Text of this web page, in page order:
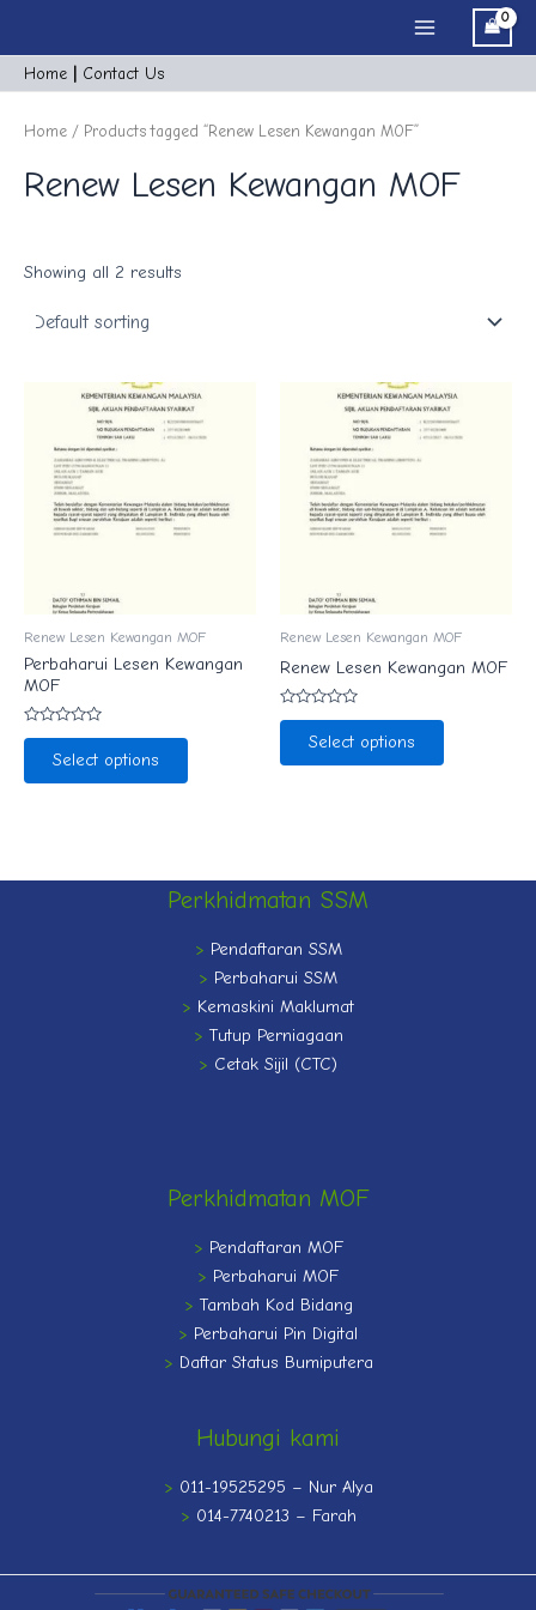
content
Main
Menu
Home Contact Us
Home / Products tagged “Renew Lesen Kewangan MOF”
Renew Lesen Kewangan MOF
Showing all 2 results
Renew Lesen Kewangan MOF
Perbaharui Lesen Kewangan
MOF
Rated
of
Select options
Renew Lesen Kewangan MOF
Renew Lesen Kewangan MOF
Rated
of
Select options
Perkhidmatan SSM
> Pendaftaran SSM
> Perbaharui SSM
> Kemaskini Maklumat
> Tutup Perniagaan
> Cetak Sijil (CTC)
Perkhidmatan MOF
> Pendaftaran MOF
> Perbaharui MOF
> Tambah Kod Bidang
> Perbaharui Pin Digital
> Daftar Status Bumiputera
Hubungi kami
> 011-19525295 – Nur Alya
> 014-7740213 – Farah